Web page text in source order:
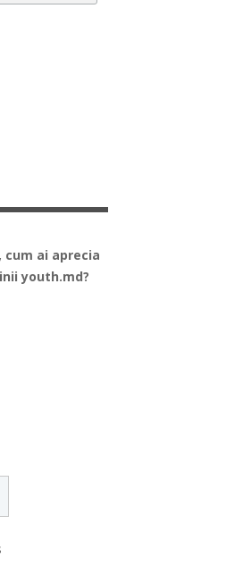
cum ai aprecia
youth.md?